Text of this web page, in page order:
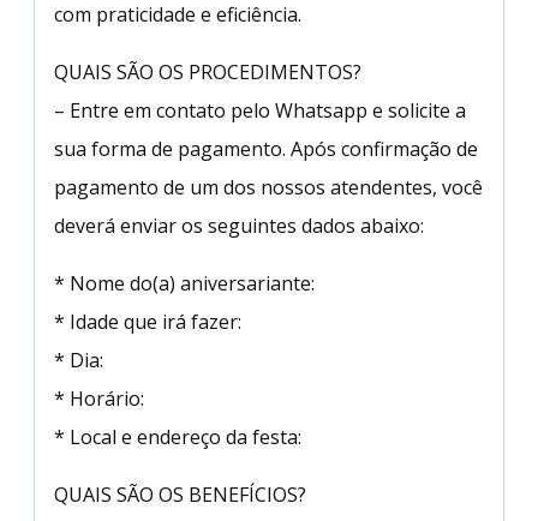
com praticidade e eficiência.
QUAIS SÃO OS PROCEDIMENTOS?
– Entre em contato pelo Whatsapp e solicite a
sua forma de pagamento. Após confirmação de
pagamento de um dos nossos atendentes, você
deverá enviar os seguintes dados abaixo:
* Nome do(a) aniversariante:
* Idade que irá fazer:
* Dia:
* Horário:
* Local e endereço da festa:
QUAIS SÃO OS BENEFÍCIOS?